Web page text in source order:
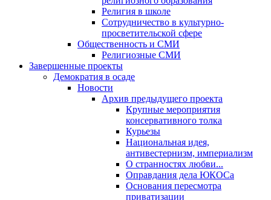
Религия в школе
Сотрудничество в культурно-
просветительской сфере
Общественность и СМИ
Религиозные СМИ
Завершенные проекты
Демократия в осаде
Новости
Архив предыдущего проекта
Крупные мероприятия
консервативного толка
Курьезы
Национальная идея,
антивестернизм, империализм
О странностях любви...
Оправдания дела ЮКОСа
Основания пересмотра
приватизации